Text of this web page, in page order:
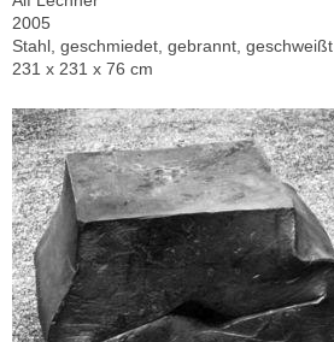
2005
Stahl, geschmiedet, gebrannt, geschweißt
231 x 231 x 76 cm